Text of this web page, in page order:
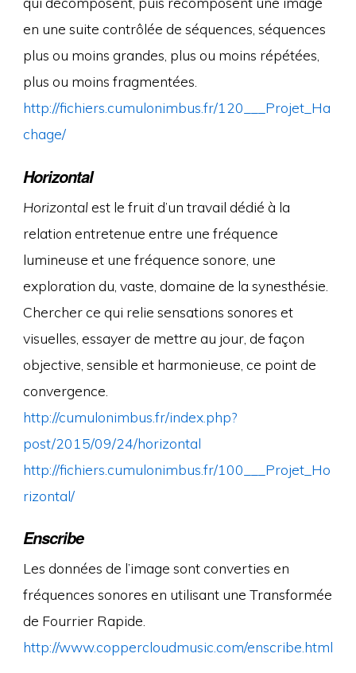
en une suite contrôlée de séquences, séquences
plus ou moins grandes, plus ou moins répétées,
plus ou moins fragmentées.
http://fichiers.cumulonimbus.fr/120___Projet_Ha
chage/
Horizontal
Horizontalest le fruit d’un travail dédié à la
relation entretenue entre une fréquence
lumineuse et une fréquence sonore, une
exploration du, vaste, domaine de la synesthésie.
Chercher ce qui relie sensations sonores et
visuelles, essayer de mettre au jour, de façon
objective, sensible et harmonieuse, ce point de
convergence.
http://cumulonimbus.fr/index.php?
post/2015/09/24/horizontal
http://fichiers.cumulonimbus.fr/100___Projet_Ho
rizontal/
Enscribe
Les données de l’image sont converties en
fréquences sonores en utilisant une Transformée
de Fourrier Rapide.
http://www.coppercloudmusic.com/enscribe.html